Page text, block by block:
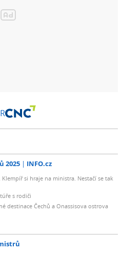
2025 INFO.cz
si hraje na ministra. Nestačí se tak
s rodiči
destinace Čechů a Onassisova ostrova